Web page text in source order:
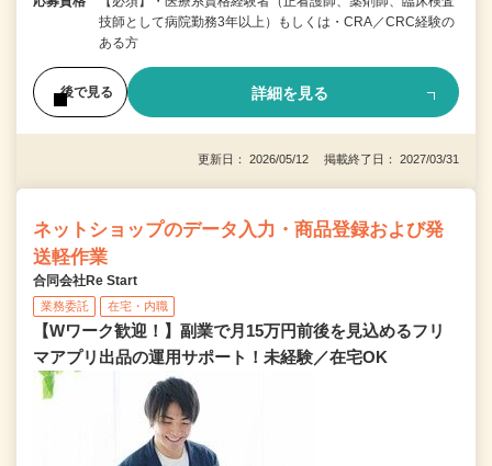
技師として病院勤務3年以上）もしくは・CRA／CRC経験の
ある方
後で見る 詳細を見る
更新日： 2026/05/12 掲載終了日： 2027/03/31
ネットショップのデータ入力・商品登録および発
送軽作業
合同会社Re Start
業務委託 在宅・内職
【Wワーク歓迎！】副業で月15万円前後を見込めるフリ
マアプリ出品の運用サポート！未経験／在宅OK